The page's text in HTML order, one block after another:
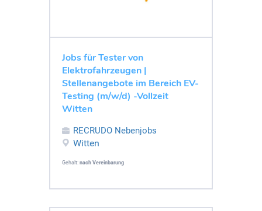
Jobs für Tester von
Elektrofahrzeugen |
Stellenangebote im Bereich EV-
Testing (m/w/d) -Vollzeit
Witten
RECRUDO Nebenjobs
Witten
Gehalt: nach Vereinbarung